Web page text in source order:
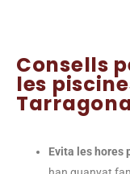
Consells
les
Evita les hores